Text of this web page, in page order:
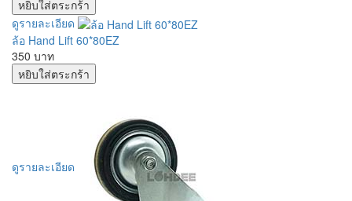
ดูรายละเอียด
ล้อ Hand Lift 60*80EZ
350 บาท
ดูรายละเอียด